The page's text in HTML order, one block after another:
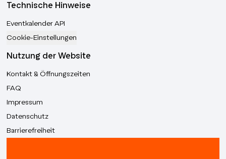
Technische Hinweise
Eventkalender API
Cookie-Einstellungen
Nutzung der Website
Kontakt & Öffnungszeiten
FAQ
Impressum
Datenschutz
Barrierefreiheit